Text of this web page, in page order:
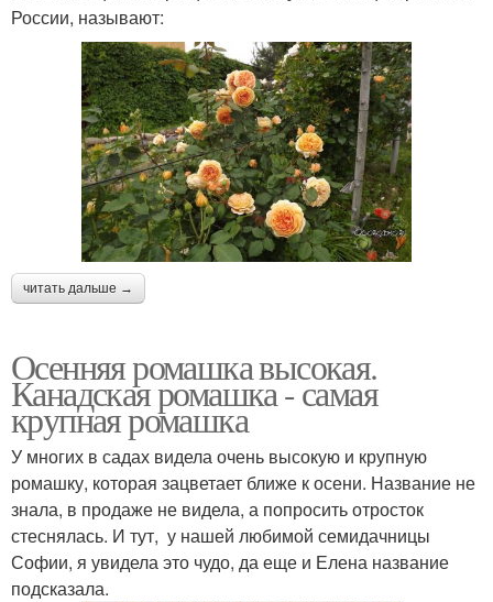
России, называют:
читать дальше →
Осенняя ромашка высокая.
Канадская ромашка - самая
крупная ромашка
У многих в садах видела очень высокую и крупную
ромашку, которая зацветает ближе к осени. Название не
знала, в продаже не видела, а попросить отросток
стеснялась. И тут, у нашей любимой семидачницы
Софии, я увидела это чудо, да еще и Елена название
подсказала.